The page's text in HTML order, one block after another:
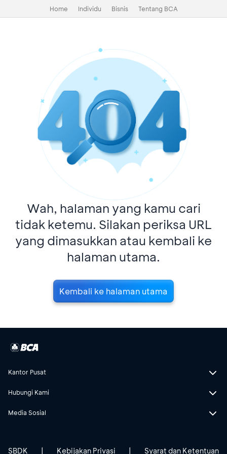
Home Individu Bisnis Tentang BCA
Wah, halaman yang kamu cari
tidak ketemu. Silakan periksa URL
yang dimasukkan atau kembali ke
halaman utama.
Kembali ke halaman utama
Kantor Pusat
Hubungi Kami
Media Sosial
SBDK Kebijakan Privasi Syarat dan Ketentuan